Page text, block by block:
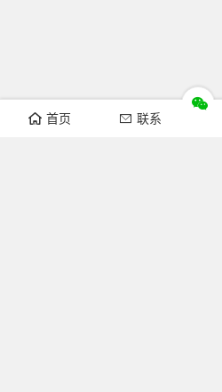
首页 联系